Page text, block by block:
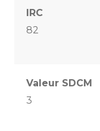
IRC
82
Valeur SDCM
3